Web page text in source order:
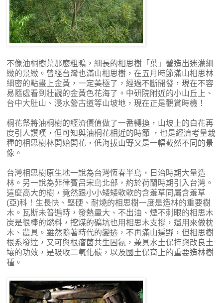
不像油桐樹葉那麼粗曠，細長的相思樹「葉」營造出迷濛細
緻的景緻。曾經台灣也滿山相思樹，在五月時節滿山相思林
細密的點畫上金黃，一定美極了，經過不斷開發，現在不容
易隨處看到壯觀的金黃色花海了。中研院附近的小山丘上、
台中大肚山、浸水營古道等山坡地，現在正是觀賞時機！
桐花祭將油桐樹的經濟價值做了一番轉換，山坡上的白花再
度引人讚嘆，但可知與油桐花相近的時節 ，也是經濟考量栽
種的相思樹林開始開花，低海拔山野又是一幅截然不同的景
像。
台灣相思樹原生地一說為台灣恆春半島，日治時期大量造
林。另一說為菲律賓呂宋島北部，約於荷蘭時期引入台灣。
這麼高大的樹，竟然跟小小矮矮軟軟的含羞草同屬含羞草
(亞)科！生長快、堅硬、耐燒的相思樹一度是造林的重要樹
木。瓦斯未普遍時，發熱量大、不出油、煙不刺眼的相思木
炭是很棒的燃料，挖煤的礦坑也用相思木支撐，還用來做枕
木、農具。雖然隨著時代的變遷，不再滿山遍野，但相思樹
根系發達，又可與根瘤菌共生固氮，兼具水土保持與改良土
壤的功效，是吸收二氧化碳，以及國土保育上的重要造林樹
種。